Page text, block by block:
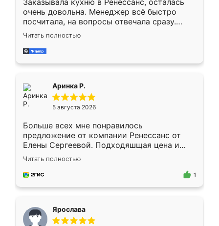
Заказывала кухню в Ренессанс, осталась
очень довольна. Менеджер всё быстро
посчитала, на вопросы отвечала сразу.
Замерщик приехал в субботу, подошёл к
делу со всей ответственностью. Собрали
за день, ребята работали аккуратно, даже
Читать полностью
Аринка Р.
5 августа 2026
Больше всех мне понравилось
предложение от компании Ренессанс от
Елены Сергеевой. Подходяшщая цена и
короткие сроки изготовления. Приехавший
для замера сотрудник Владислав
предложил по моему эскизу самый
Читать полностью
1
Ярослава